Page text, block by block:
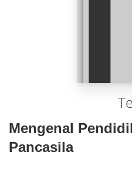
Mengenal
Pancasila